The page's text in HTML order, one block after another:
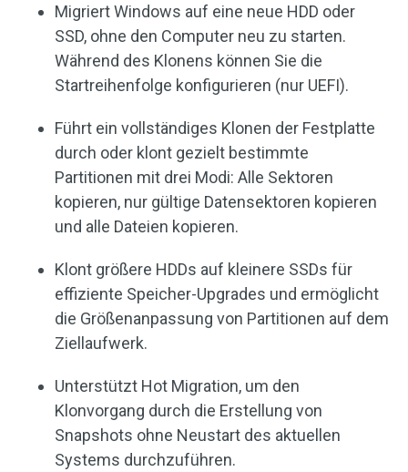
Migriert Windows auf eine neue HDD oder
SSD, ohne den Computer neu zu starten.
Während des Klonens können Sie die
Startreihenfolge konfigurieren (nur UEFI).
Führt ein vollständiges Klonen der Festplatte
durch oder klont gezielt bestimmte
Partitionen mit drei Modi: Alle Sektoren
kopieren, nur gültige Datensektoren kopieren
und alle Dateien kopieren.
Klont größere HDDs auf kleinere SSDs für
effiziente Speicher-Upgrades und ermöglicht
die Größenanpassung von Partitionen auf dem
Ziellaufwerk.
Unterstützt Hot Migration, um den
Klonvorgang durch die Erstellung von
Snapshots ohne Neustart des aktuellen
Systems durchzuführen.